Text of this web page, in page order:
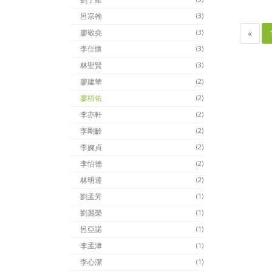
(3)
呂宗翰
(3)
廖敬堯
(3)
李佳懷
(3)
林聖賢
(2)
廖建華
(2)
廖梧佑
(2)
李亦軒
(2)
李剛齡
(2)
李婉貞
(2)
李怡德
(2)
林明達
(1)
劉孟芳
(1)
劉麗榮
(1)
呂亞諾
(1)
李孟津
(1)
李心潔
«